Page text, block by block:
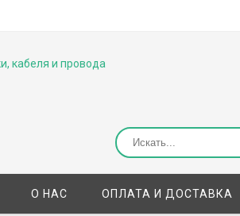
О НАС ОПЛАТА И ДОСТАВКА